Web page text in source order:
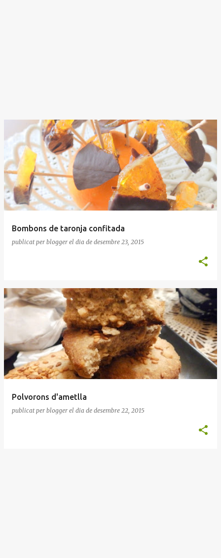
Bombons de taronja confitada
publicat per blogger el dia de desembre 23, 2015
Polvorons d'ametlla
publicat per blogger el dia de desembre 22, 2015